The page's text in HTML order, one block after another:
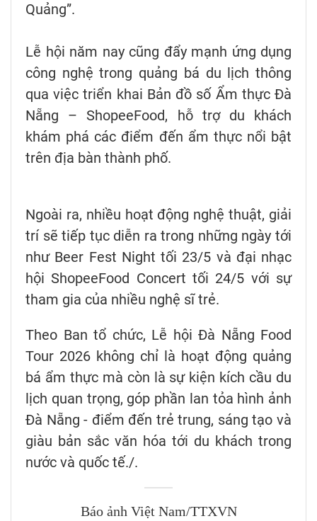
Quảng”.
Lễ hội năm nay cũng đẩy mạnh ứng dụng
công nghệ trong quảng bá du lịch thông
qua việc triển khai Bản đồ số Ẩm thực Đà
Nẵng – ShopeeFood, hỗ trợ du khách
khám phá các điểm đến ẩm thực nổi bật
trên địa bàn thành phố.
Ngoài ra, nhiều hoạt động nghệ thuật, giải
trí sẽ tiếp tục diễn ra trong những ngày tới
như Beer Fest Night tối 23/5 và đại nhạc
hội ShopeeFood Concert tối 24/5 với sự
tham gia của nhiều nghệ sĩ trẻ.
Theo Ban tổ chức, Lễ hội Đà Nẵng Food
Tour 2026 không chỉ là hoạt động quảng
bá ẩm thực mà còn là sự kiện kích cầu du
lịch quan trọng, góp phần lan tỏa hình ảnh
Đà Nẵng - điểm đến trẻ trung, sáng tạo và
giàu bản sắc văn hóa tới du khách trong
nước và quốc tế./.
Báo ảnh Việt Nam/TTXVN